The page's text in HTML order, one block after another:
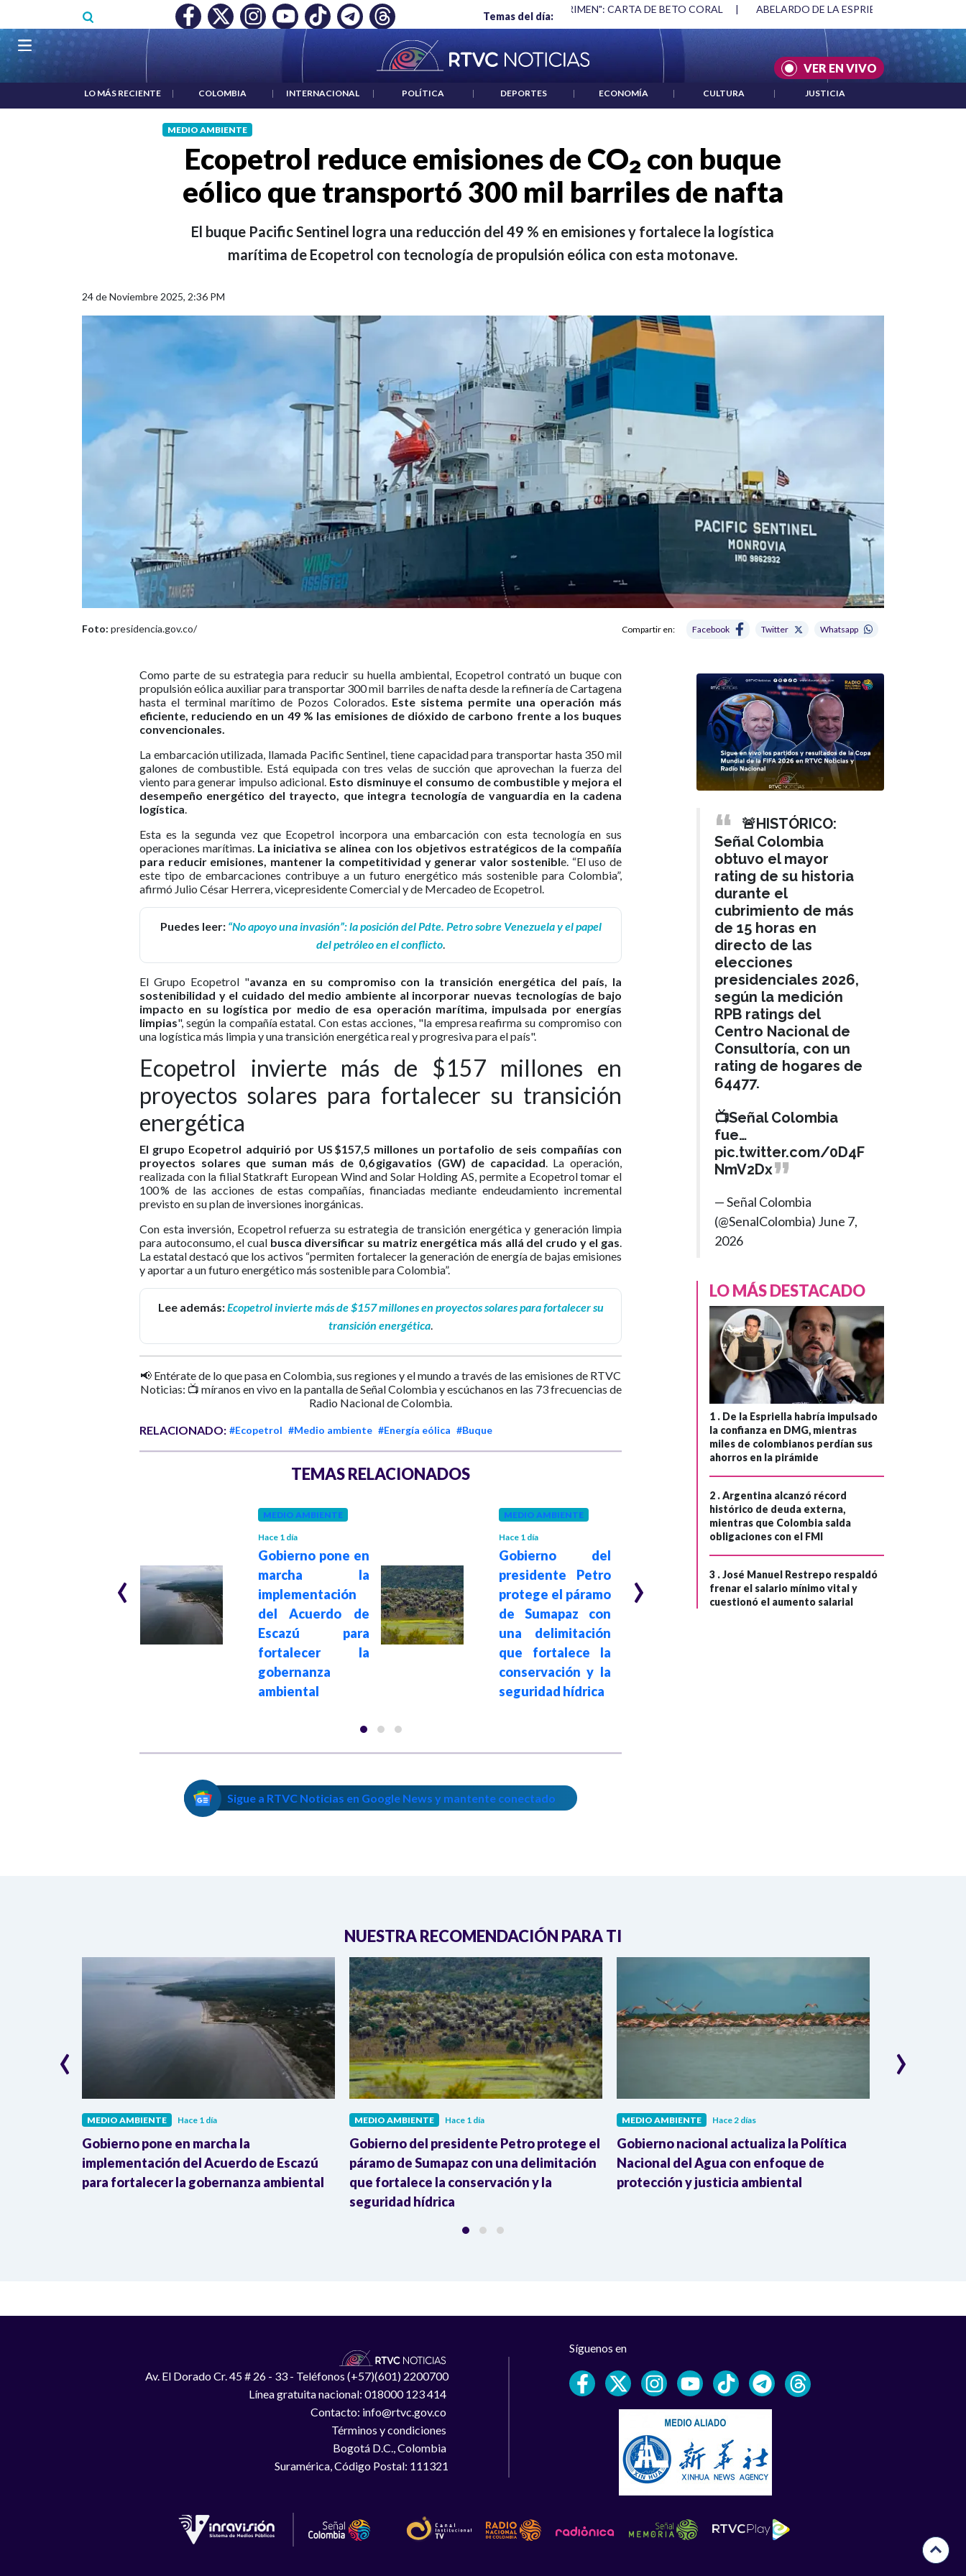
Temas del día:
MÍNIMO NO DESTRUYÓ EMPLEO: JP MORGAN | "HABLAR NO ES UN CRIMEN": CARTA DE BETO CORAL ABELARDO DE LA ESPRIELLA Y DMG | ACUERDOS ENTRE ESTADOS UNIDOS E
VER EN VIVO
Navegación principal
LO MÁS RECIENTE | COLOMBIA | INTERNACIONAL | POLÍTICA | DEPORTES | ECONOMÍA | CULTURA | JUSTICIA
MEDIO AMBIENTE
Ecopetrol reduce emisiones de CO₂ con buque
eólico que transportó 300 mil barriles de nafta
El buque Pacific Sentinel logra una reducción del 49 % en emisiones y fortalece la logística
marítima de Ecopetrol con tecnología de propulsión eólica con esta motonave.
24 de Noviembre 2025, 2:36 PM
Foto: presidencia.gov.co/ Compartir en: Facebook Twitter Whatsapp
Como parte de su estrategia para reducir su huella ambiental, Ecopetrol contrató un buque con
propulsión eólica auxiliar para transportar 300 mil barriles de nafta desde la refinería de Cartagena
hasta el terminal marítimo de Pozos Colorados. Este sistema permite una operación más
eficiente, reduciendo en un 49 % las emisiones de dióxido de carbono frente a los buques
convencionales.
La embarcación utilizada, llamada Pacific Sentinel, tiene capacidad para transportar hasta 350 mil
galones de combustible. Está equipada con tres velas de succión que aprovechan la fuerza del
viento para generar impulso adicional. Esto disminuye el consumo de combustible y mejora el
desempeño energético del trayecto, que integra tecnología de vanguardia en la cadena
logística.
Esta es la segunda vez que Ecopetrol incorpora una embarcación con esta tecnología en sus
operaciones marítimas. La iniciativa se alinea con los objetivos estratégicos de la compañía
para reducir emisiones, mantener la competitividad y generar valor sostenible. “El uso de
este tipo de embarcaciones contribuye a un futuro energético más sostenible para Colombia”,
afirmó Julio César Herrera, vicepresidente Comercial y de Mercadeo de Ecopetrol.
Puedes leer: “No apoyo una invasión”: la posición del Pdte. Petro sobre Venezuela y el papel
del petróleo en el conflicto.
El Grupo Ecopetrol "avanza en su compromiso con la transición energética del país, la
sostenibilidad y el cuidado del medio ambiente al incorporar nuevas tecnologías de bajo
impacto en su logística por medio de esa operación marítima, impulsada por energías
limpias", según la compañía estatal. Con estas acciones, "la empresa reafirma su compromiso con
una logística más limpia y una transición energética real y progresiva para el país".
Ecopetrol invierte más de $157 millones en
proyectos solares para fortalecer su transición
energética
El grupo Ecopetrol adquirió por US $157,5 millones un portafolio de seis compañías con
proyectos solares que suman más de 0,6 gigavatios (GW) de capacidad. La operación,
realizada con la filial Statkraft European Wind and Solar Holding AS, permite a Ecopetrol tomar el
100 % de las acciones de estas compañías, financiadas mediante endeudamiento incremental
previsto en su plan de inversiones inorgánicas.
Con esta inversión, Ecopetrol refuerza su estrategia de transición energética y generación limpia
para autoconsumo, el cual busca diversificar su matriz energética más allá del crudo y el gas.
La estatal destacó que los activos “permiten fortalecer la generación de energía de bajas emisiones
y aportar a un futuro energético más sostenible para Colombia”.
Lee además:Ecopetrol invierte más de $157 millones en proyectos solares para fortalecer su
transición energética.
📢 Entérate de lo que pasa en Colombia, sus regiones y el mundo a través de las emisiones de RTVC
Noticias: 📺 míranos en vivo en la pantalla de Señal Colombia y escúchanos en las 73 frecuencias de
Radio Nacional de Colombia.
RELACIONADO: #Ecopetrol #Medio ambiente #Energía eólica #Buque
TEMAS RELACIONADOS
alianza para
impulsar la
MEDIO AMBIENTE
Hace 1 día
Gobierno pone en
marcha la
implementación
del Acuerdo de
Escazú para
fortalecer la
gobernanza
ambiental
MEDIO AMBIENTE
Hace 1 día
Gobierno del
presidente Petro
protege el páramo
de Sumapaz con
una delimitación
que fortalece la
conservación y la
seguridad hídrica
MEDIO ORIENTE
Hace 3 semanas
Century Camp
(Groenlandia) y
los riesgos de los
‹ ›
Sigue a RTVC Noticias en Google News y mantente conectado
🚨HISTÓRICO:
Señal Colombia
obtuvo el mayor
rating de su historia
durante el
cubrimiento de más
de 15 horas en
directo de las
elecciones
presidenciales 2026,
según la medición
RPB ratings del
Centro Nacional de
Consultoría, con un
rating de hogares de
64477.
📺Señal Colombia
fue…
pic.twitter.com/0D4F
NmV2Dx
— Señal Colombia
(@SenalColombia) June 7,
2026
LO MÁS DESTACADO
1 . De la Espriella habría impulsado
la confianza en DMG, mientras
miles de colombianos perdían sus
ahorros en la pirámide
2 .Argentina alcanzó récord
histórico de deuda externa,
mientras que Colombia salda
obligaciones con el FMI
3 .José Manuel Restrepo respaldó
frenar el salario mínimo vital y
cuestionó el aumento salarial
NUESTRA RECOMENDACIÓN PARA TI
MEDIO AMBIENTE Hace 1 día
Gobierno pone en marcha la
implementación del Acuerdo de Escazú
para fortalecer la gobernanza ambiental
MEDIO AMBIENTE Hace 1 día
Gobierno del presidente Petro protege el
páramo de Sumapaz con una delimitación
que fortalece la conservación y la
seguridad hídrica
MEDIO AMBIENTE Hace 2 días
Gobierno nacional actualiza la Política
Nacional del Agua con enfoque de
protección y justicia ambiental
‹ ›
Av. El Dorado Cr. 45 # 26 - 33 - Teléfonos (+57)(601) 2200700
Línea gratuita nacional: 018000 123 414
Contacto: info@rtvc.gov.co
Términos y condiciones
Bogotá D.C., Colombia
Suramérica, Código Postal: 111321
Síguenos en